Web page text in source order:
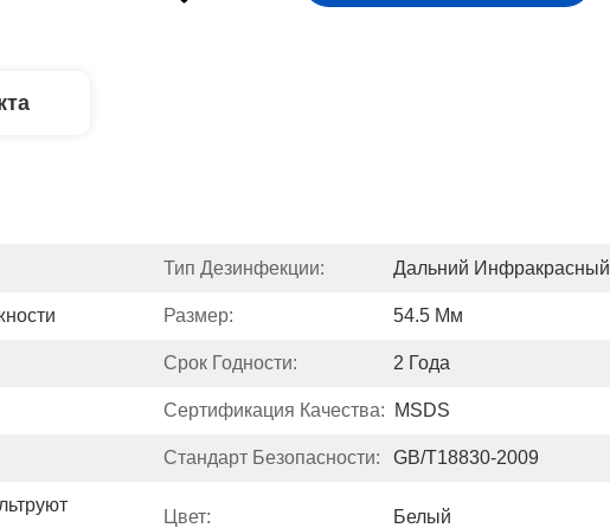
Тип Дезинфекции: Дальний Инфракрасный
Размер: 54.5 Мм
Срок Годности: 2 Года
Сертификация Качества: MSDS
Стандарт Безопасности: GB/T18830-2009
Цвет: Белый